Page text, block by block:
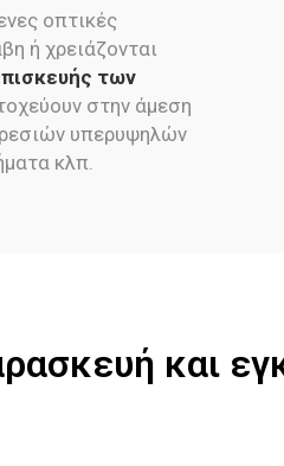
οπτικές
ή χρειάζονται
των
στην άμεση
υπερυψηλών
κλπ.
και